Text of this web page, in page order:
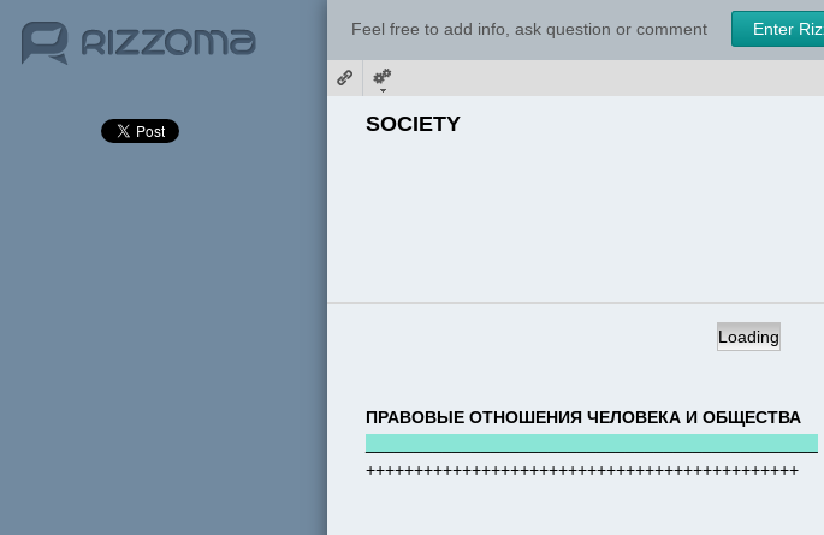
Feel free to add info, ask question or comment Enter
SOCIETY
Loading
ПРАВОВЫЕ ОТНОШЕНИЯ ЧЕЛОВЕКА И ОБЩЕСТВА
+++++++++++++++++++++++++++++++++++++++++++++